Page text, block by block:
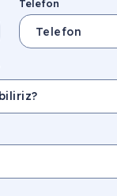
Telefon